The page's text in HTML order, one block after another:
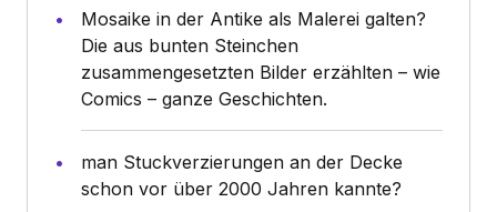
Mosaike in der Antike als Malerei galten?
Die aus bunten Steinchen
zusammengesetzten Bilder erzählten – wie
Comics – ganze Geschichten.
man Stuckverzierungen an der Decke
schon vor über 2000 Jahren kannte?